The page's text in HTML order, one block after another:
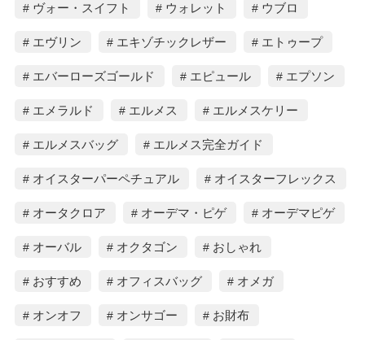
ヴォー・スイフト ウォレット ウブロ
エヴリン エキゾチックレザー エトゥープ
エバーローズゴールド エピュール エプソン
エメラルド エルメス エルメスケリー
エルメスバッグ エルメス完全ガイド
オイスターパーペチュアル オイスターフレックス
オータクロア オーデマ・ピゲ オーデマピゲ
オーバル オクタゴン おしゃれ
おすすめ オフィスバッグ オメガ
オンオフ オンサゴー お財布